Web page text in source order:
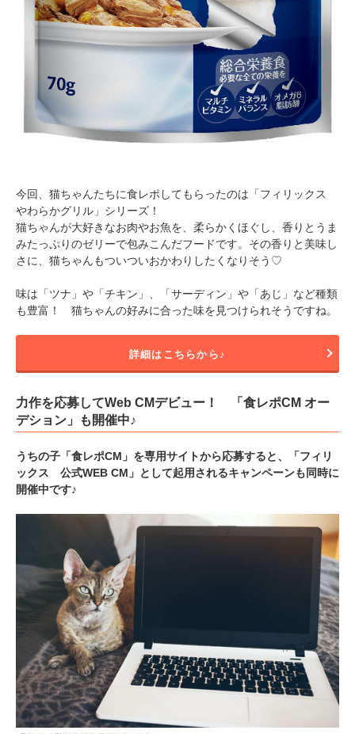
今回、猫ちゃんたちに食レポしてもらったのは「フィリックス
やわらかグリル」シリーズ！
猫ちゃんが大好きなお肉やお魚を、柔らかくほぐし、香りとうま
みたっぷりのゼリーで包みこんだフードです。その香りと美味し
さに、猫ちゃんもついついおかわりしたくなりそう♡
味は「ツナ」や「チキン」、「サーディン」や「あじ」など種類
も豊富！ 猫ちゃんの好みに合った味を見つけられそうですね。
詳細はこちらから♪
力作を応募してWeb CMデビュー！ 「食レポCM オー
デション」も開催中♪
うちの子「食レポCM」を専用サイトから応募すると、「フィリ
ックス 公式WEB CM」として起用されるキャンペーンも同時に
開催中です♪